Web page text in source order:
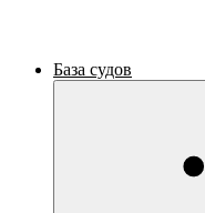
База судов